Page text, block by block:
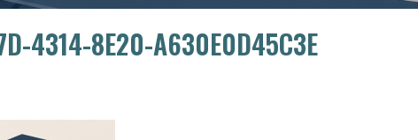
4314-8E20-A630E0D45C3E